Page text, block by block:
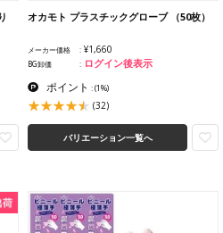
オカモト プラスチックグローブ （50枚）
メーカー価格 ¥1,660
BG卸価 ログイン後表示
ポイント :(1%)
(32)
バリエーション一覧へ